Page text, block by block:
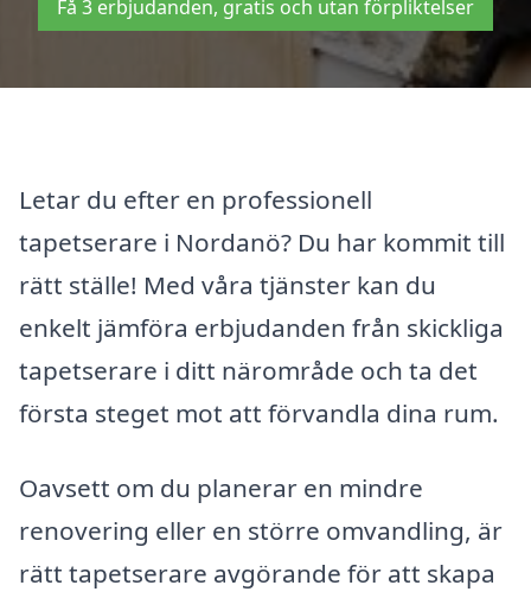
Få 3 erbjudanden, gratis och utan förpliktelser
Letar du efter en professionell
tapetserare i Nordanö? Du har kommit till
rätt ställe! Med våra tjänster kan du
enkelt jämföra erbjudanden från skickliga
tapetserare i ditt närområde och ta det
första steget mot att förvandla dina rum.
Oavsett om du planerar en mindre
renovering eller en större omvandling, är
rätt tapetserare avgörande för att skapa